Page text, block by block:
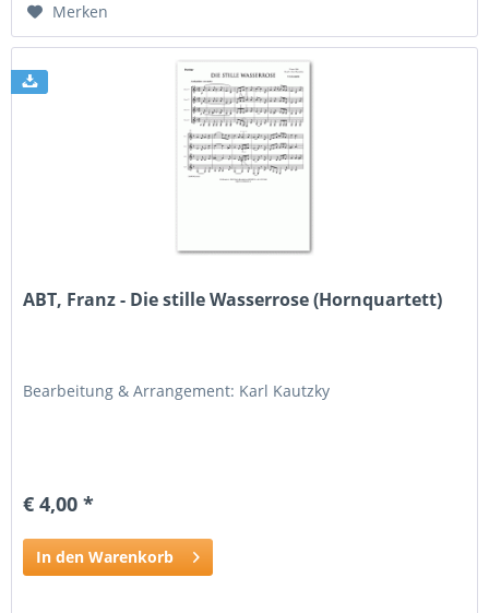
Merken
ABT, Franz - Die stille Wasserrose (Hornquartett)
Bearbeitung & Arrangement: Karl Kautzky
€ 4,00 *
In den Warenkorb